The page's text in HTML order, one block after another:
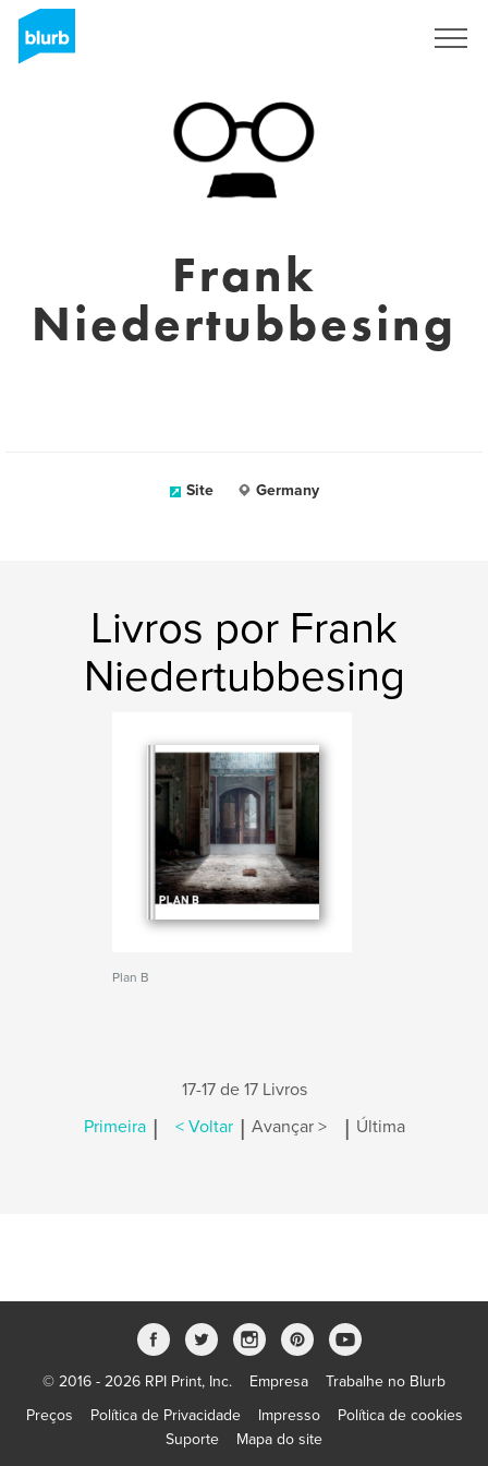
Frank
Niedertubbesing
Site Germany
Livros por Frank
Niedertubbesing
Plan B
17-17 de 17 Livros
Primeira | < Voltar | Avançar > | Última
© 2016 - 2026 RPI Print, Inc. Empresa
Trabalhe no Blurb
Preços
Política de Privacidade Impresso
Política de cookies
Suporte
Mapa do site